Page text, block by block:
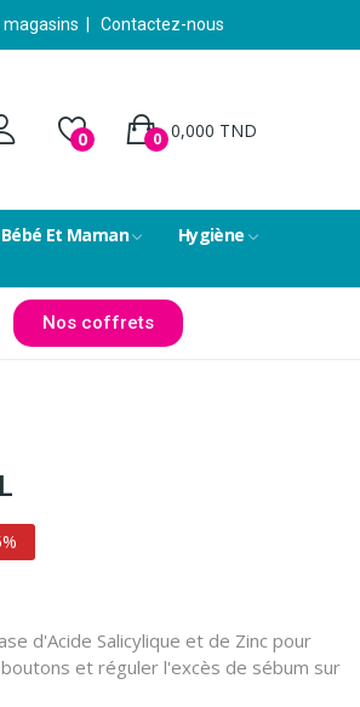
magasins Contactez-nous
0 0,000 TND
0
Bébé Et Maman
Hygiène
Nos coffrets
d'Acide Salicylique et de Zinc pour
et réguler l'excès de sébum sur